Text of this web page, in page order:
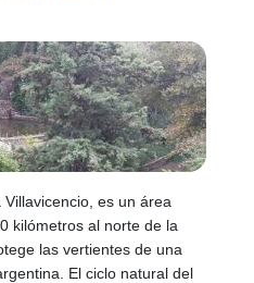
es un área
kilómetros al norte de la
las vertientes de una
El ciclo natural del